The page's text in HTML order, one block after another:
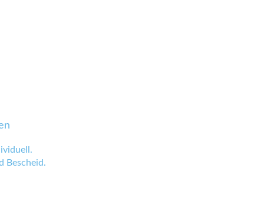
Bescheid.